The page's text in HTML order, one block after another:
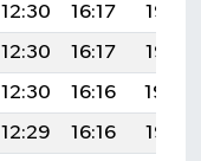
12:30 16:17
19:26
12:30 16:17
19:25
12:30 16:16
19:24
12:29 16:16
19:23